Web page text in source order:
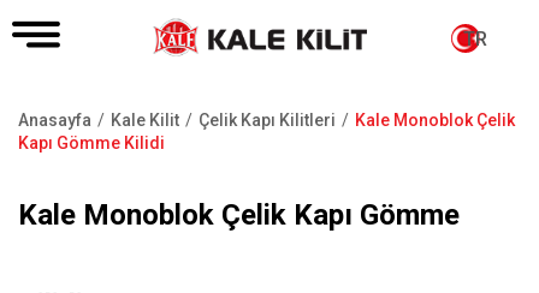
TR
Sayfa
Anasayfa Kale Kilit Çelik Kapı Kilitleri
Kale Monoblok Çelik
Kapı Gömme Kilidi
Kale Monoblok Çelik Kapı Gömme